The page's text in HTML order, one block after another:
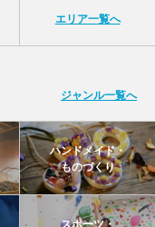
エリア一覧へ
ジャンル一覧へ
ハンドメイド・
ものづくり
スポーツ・